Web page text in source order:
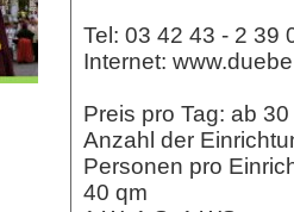
Tel: 03 42 43 - 2 39
Internet:
Preis pro Tag: ab
Anzahl der
Personen pro
40 qm